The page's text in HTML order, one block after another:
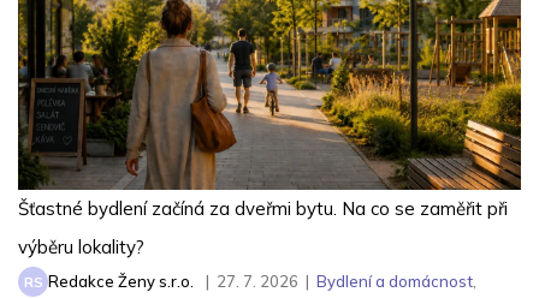
Šťastné bydlení začíná za dveřmi bytu. Na co se zaměřit při
výběru lokality?
RS Redakce Ženy s.r.o. | 27. 7. 2026 | Bydlení a domácnost